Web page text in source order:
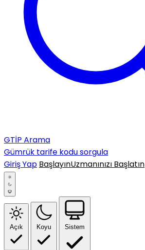
GTİP Arama
Gümrük tarife kodu sorgula
Giriş Yap BaşlayınUzmanınızı Başlatın
Açık Koyu Sistem